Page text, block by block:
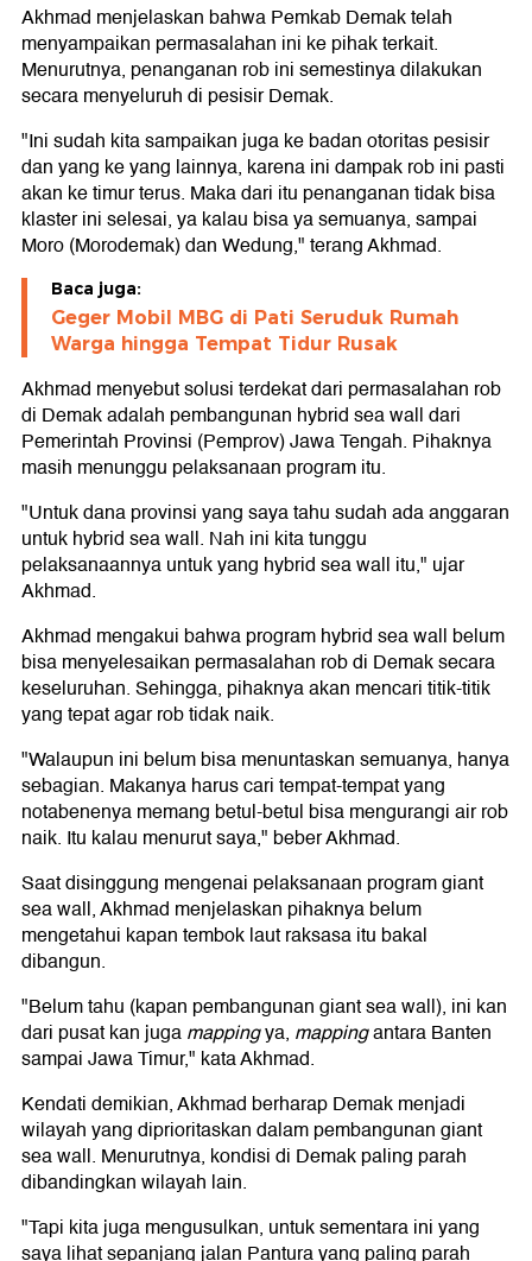
Akhmad menjelaskan bahwa Pemkab Demak telah
menyampaikan permasalahan ini ke pihak terkait.
Menurutnya, penanganan rob ini semestinya dilakukan
secara menyeluruh di pesisir Demak.
"Ini sudah kita sampaikan juga ke badan otoritas pesisir
dan yang ke yang lainnya, karena ini dampak rob ini pasti
akan ke timur terus. Maka dari itu penanganan tidak bisa
klaster ini selesai, ya kalau bisa ya semuanya, sampai
Moro (Morodemak) dan Wedung," terang Akhmad.
Baca juga:
Geger Mobil MBG di Pati Seruduk Rumah
Warga hingga Tempat Tidur Rusak
Akhmad menyebut solusi terdekat dari permasalahan rob
di Demak adalah pembangunan hybrid sea wall dari
Pemerintah Provinsi (Pemprov) Jawa Tengah. Pihaknya
masih menunggu pelaksanaan program itu.
"Untuk dana provinsi yang saya tahu sudah ada anggaran
untuk hybrid sea wall. Nah ini kita tunggu
pelaksanaannya untuk yang hybrid sea wall itu," ujar
Akhmad.
Akhmad mengakui bahwa program hybrid sea wall belum
bisa menyelesaikan permasalahan rob di Demak secara
keseluruhan. Sehingga, pihaknya akan mencari titik-titik
yang tepat agar rob tidak naik.
"Walaupun ini belum bisa menuntaskan semuanya, hanya
sebagian. Makanya harus cari tempat-tempat yang
notabenenya memang betul-betul bisa mengurangi air rob
naik. Itu kalau menurut saya," beber Akhmad.
Saat disinggung mengenai pelaksanaan program giant
sea wall, Akhmad menjelaskan pihaknya belum
mengetahui kapan tembok laut raksasa itu bakal
dibangun.
"Belum tahu (kapan pembangunan giant sea wall), ini kan
dari pusat kan jugamappingya, mappingantara Banten
sampai Jawa Timur," kata Akhmad.
Kendati demikian, Akhmad berharap Demak menjadi
wilayah yang diprioritaskan dalam pembangunan giant
sea wall. Menurutnya, kondisi di Demak paling parah
dibandingkan wilayah lain.
"Tapi kita juga mengusulkan, untuk sementara ini yang
saya lihat sepanjang jalan Pantura yang paling parah